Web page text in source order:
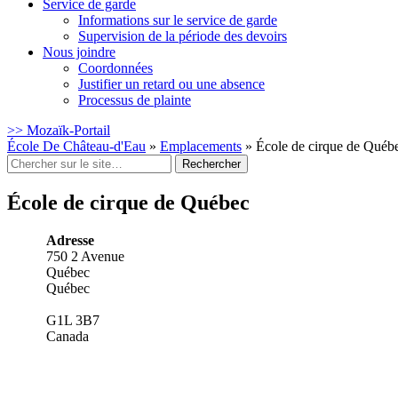
Service de garde
Informations sur le service de garde
Supervision de la période des devoirs
Nous joindre
Coordonnées
Justifier un retard ou une absence
Processus de plainte
>> Mozaïk-Portail
École De Château-d'Eau » Emplacements » École de cirque de
Rechercher
:
École de cirque de Québec
Adresse
750 2 Avenue
Québec
Québec
G1L 3B7
Canada